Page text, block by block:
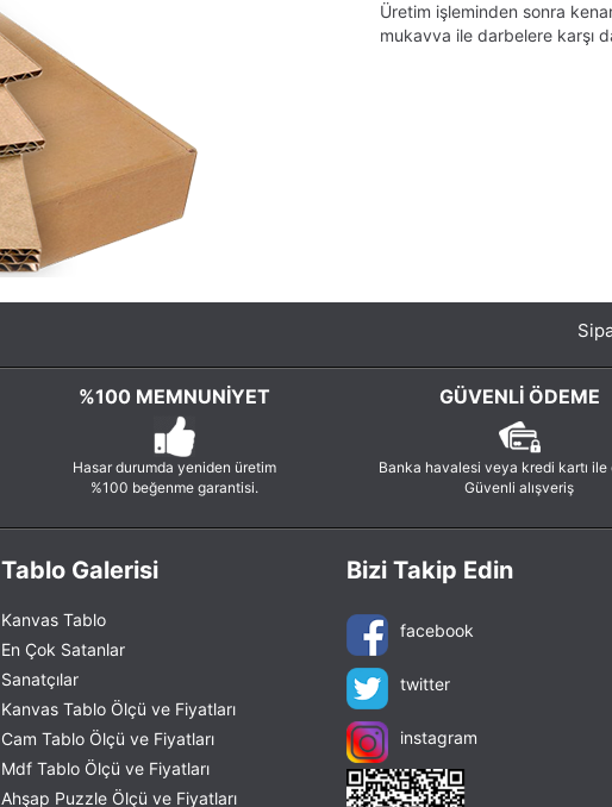
Üretim işleminden sonra
mukavva ile darbelere karşı
%100 MEMNUNIYET
Hasar durumda yeniden üretim
%100 beğenme garantisi.
GÜVENLI ÖDEME
Banka havalesi veya kredi kartı ile
Güvenli alışveriş
Tablo Galerisi
Kanvas Tablo
En Çok Satanlar
Sanatçılar
Kanvas Tablo Ölçü ve Fiyatları
Cam Tablo Ölçü ve Fiyatları
Mdf Tablo Ölçü ve Fiyatları
Ahşap Puzzle Ölçü ve Fiyatları
Bizi Takip Edin
facebook
twitter
instagram